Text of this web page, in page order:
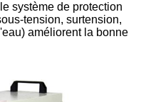
système de protection
tension, surtension,
améliorent la bonne